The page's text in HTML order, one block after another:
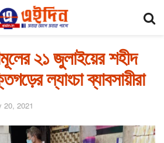
২১ জুলাইয়ের শহীদ
ল্যাংচা ব্যাবসায়ীরা
20, 2021